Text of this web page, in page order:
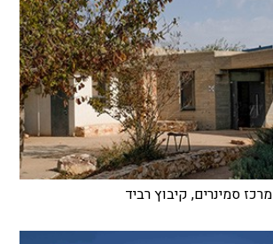
מרכז סמינרים, קיבוץ רביד